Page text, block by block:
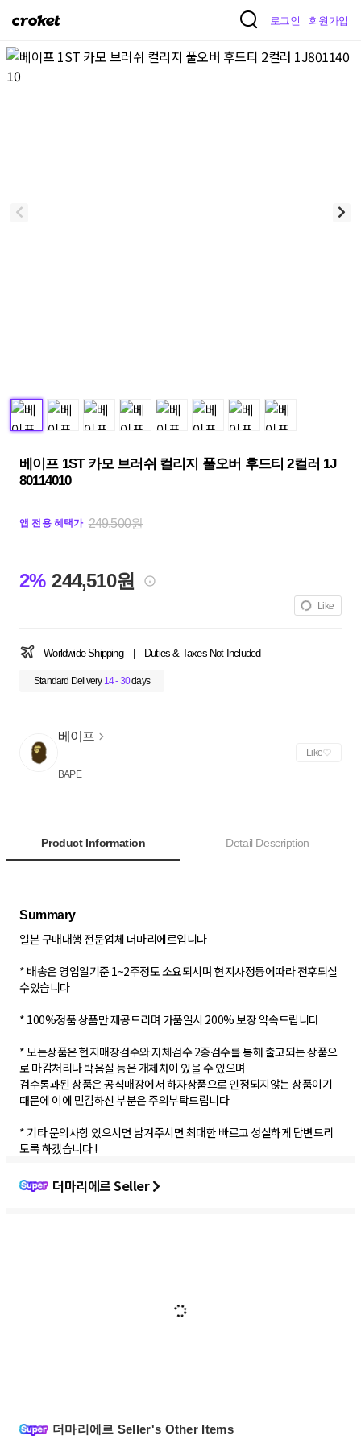
크
켓
로그인 회원가입
베이프 1ST 카모 브러쉬 컬리지 풀오버 후드티 2컬러 1J
80114010
앱 전용 혜택가 249,500원
2% 244,510원
Like
Worldwide Shipping Duties & Taxes Not Included
Standard Delivery 14 - 30days
베이프
BAPE
Like
Product Information Detail Description
Summary
일본 구매대행 전문업체 더마리에르입니다
* 배송은 영업일기준 1~2주정도 소요되시며 현지사정등에따라 전후되실
수있습니다
* 100%정품 상품만 제공드리며 가품일시 200% 보장 약속드립니다
* 모든상품은 현지매장검수와 자체검수 2중검수를 통해 출고되는 상품으
로 마감처리나 박음질 등은 개체차이 있을 수 있으며
검수통과된 상품은 공식매장에서 하자상품으로 인정되지않는 상품이기
때문에 이에 민감하신 부분은 주의부탁드립니다
* 기타 문의사항 있으시면 남겨주시면 최대한 빠르고 성실하게 답변드리
도록 하겠습니다 !
더마리에르 Seller
더마리에르 Seller's Other Items